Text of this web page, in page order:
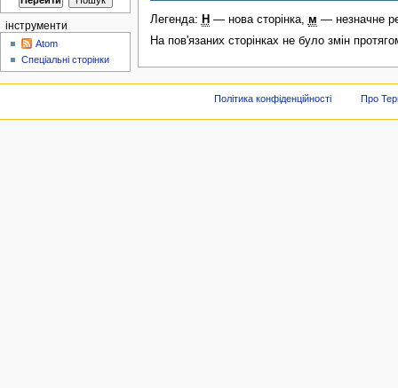
Легенда: Н — нова сторінка, м — незначне
На пов'язаних сторінках не було змін
інструменти
Atom
Спеціальні сторінки
Політика конфіденційності Про